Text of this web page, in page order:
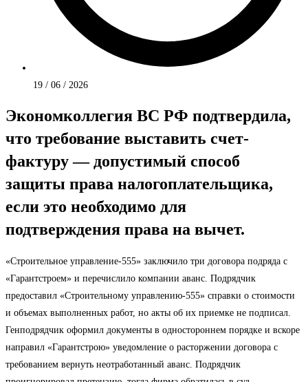
19 / 06 / 2026
Экономколлегия ВС РФ подтвердила,
что требование выставить счет-
фактуру — допустимый способ
защиты права налогоплательщика,
если это необходимо для
подтверждения права на вычет.
«Строительное управление-555» заключило три договора подряда с
«Гарантстроем» и перечислило компании аванс. Подрядчик
предоставил «Строительному управлению-555» справки о стоимости
и объемах выполненных работ, но акты об их приемке не подписал.
Генподрядчик оформил документы в одностороннем порядке и вскоре
направил «Гарантстрою» уведомление о расторжении договора с
требованием вернуть неотработанный аванс. Подрядчик